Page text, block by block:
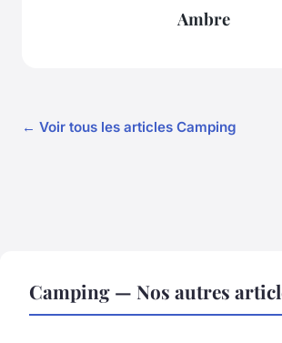
Ambre
← Voir tous les articles Camping
Camping — Nos autres